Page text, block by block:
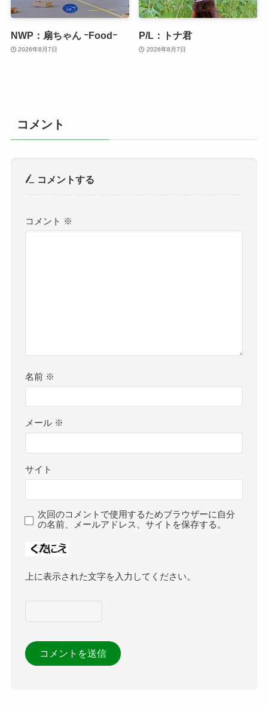
NWP：扇ちゃん ｰFoodｰ
2026年8月7日
P/L：トナ君
2026年8月7日
コメント
コメントする
コメント ※
名前 ※
メール ※
サイト
次回のコメントで使用するためブラウザーに自分
の名前、メールアドレス、サイトを保存する。
上に表示された文字を入力してください。